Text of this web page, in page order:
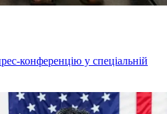
конференцію у спеціальній